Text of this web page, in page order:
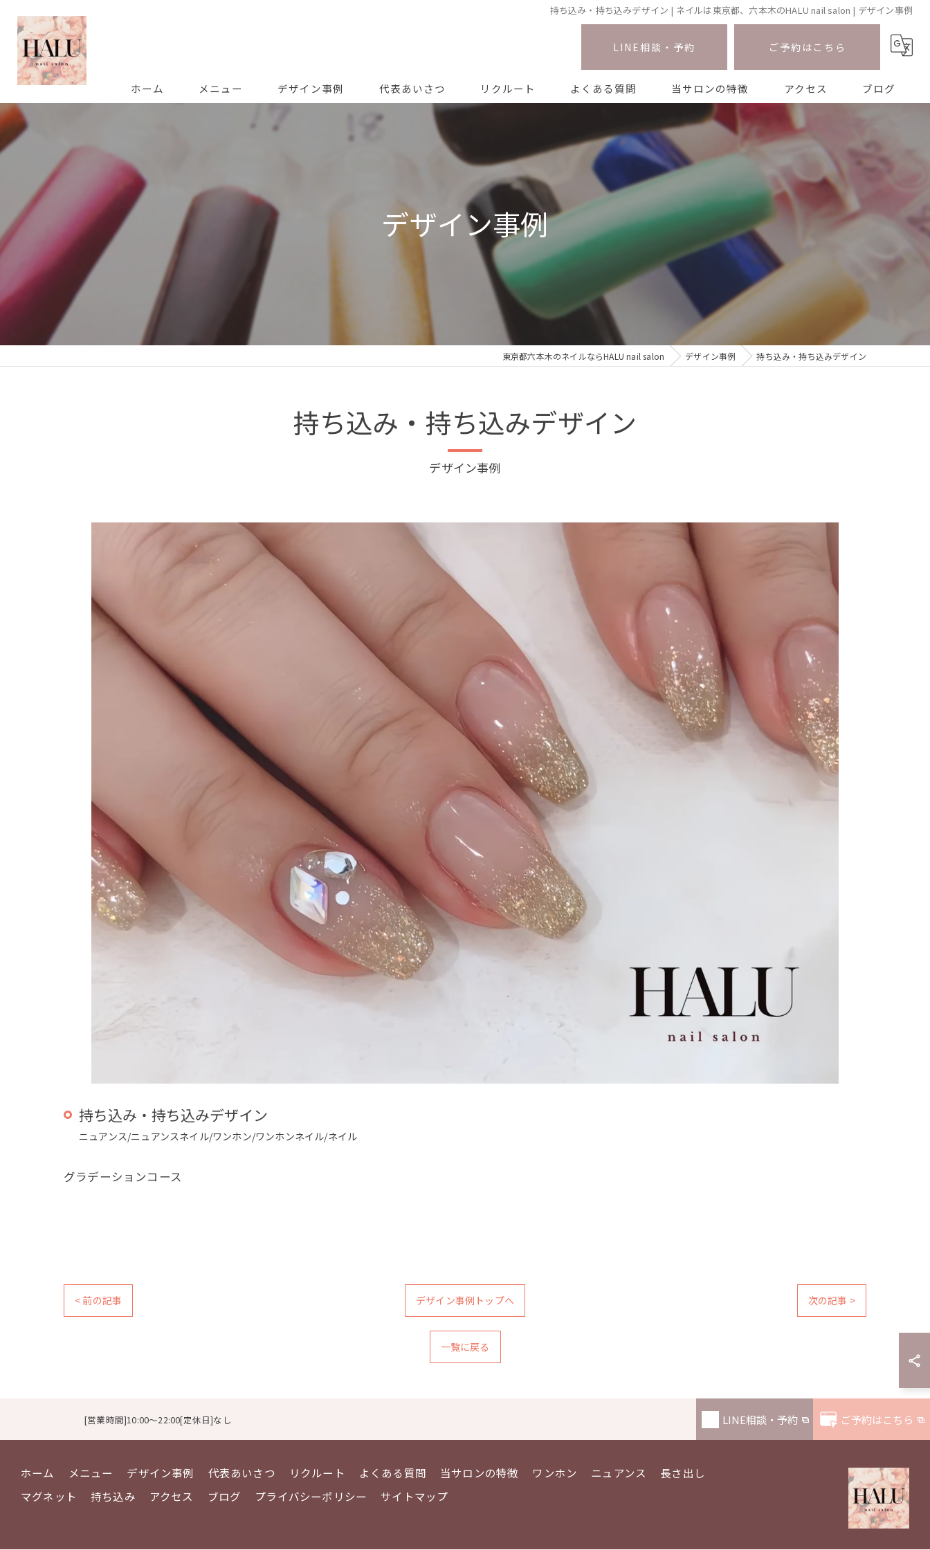
持ち込み・持ち込みデザイン | ネイルは東京都、六本木のHALU nail salon | デザイン事例
LINE相談・予約 ご予約はこちら
ホーム メニュー デザイン事例 代表あいさつ リクルート よくある質問 当サロンの特徴
ワンホン
ニュアンス
長さ出し
持ち込み
アクセス ブログ
デザイン事例
東京都六本木のネイルならHALU nail salon デザイン事例 持ち込み・持ち込みデザイン
デザイン事例
持ち込み・持ち込みデザイン
持ち込み・持ち込みデザイン
ニュアンス/ニュアンスネイル/ワンホン/ワンホンネイル/ネイル
グラデーションコース
< 前の記事 デザイン事例トップへ 次の記事 >
一覧に戻る
[営業時間]10:00～22:00[定休日]なし LINE相談・予約 ご予約はこちら
ホーム メニュー デザイン事例 代表あいさつ リクルート よくある質問 当サロンの特徴 ワンホン ニュアンス
長さ出し
マグネット
持ち込み アクセス ブログ プライバシーポリシー サイトマップ